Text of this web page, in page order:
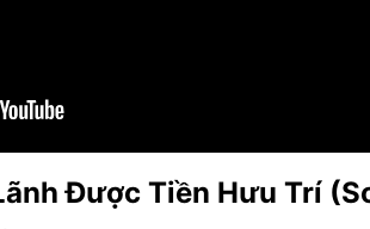
Được Tiền Hưu Trí